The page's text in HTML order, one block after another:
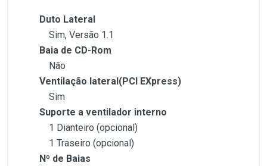
Duto Lateral
Sim, Versão 1.1
Baia de CD-Rom
Não
Ventilação lateral(PCI EXpress)
Sim
Suporte a ventilador interno
1 Dianteiro (opcional)
1 Traseiro (opcional)
Nº de Baias